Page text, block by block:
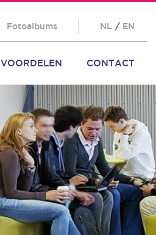
Fotoalbums NL / EN
VOORDELEN CONTACT